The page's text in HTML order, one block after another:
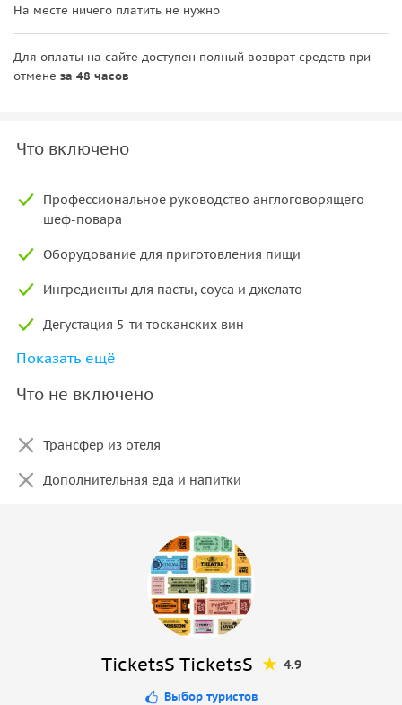
На месте ничего платить не нужно
Для оплаты на сайте доступен полный возврат средств при
отмене за 48 часов
Что включено
Профессиональное руководство англоговорящего
шеф-повара
Оборудование для приготовления пищи
Ингредиенты для пасты, соуса и джелато
Дегустация 5-ти тосканских вин
Ужин с приготовленными блюдами из пасты
Показать ещё
Что не включено
Трансфер из отеля
Дополнительная еда и напитки
TicketsS TicketsS 4.9
Выбор туристов